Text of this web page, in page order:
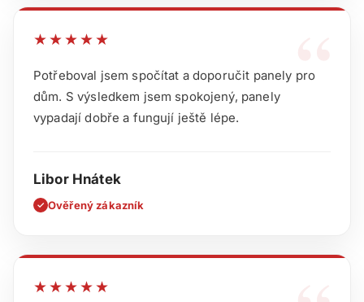
“
★★★★★
Potřeboval jsem spočítat a doporučit panely pro
dům. S výsledkem jsem spokojený, panely
vypadají dobře a fungují ještě lépe.
Libor Hnátek
✓ Ověřený zákazník
★★★★★